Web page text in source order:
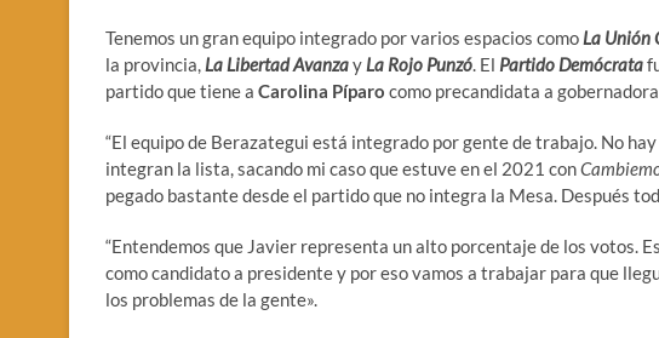
Tenemos un gran equipo integrado por varios espacios comoLa Unión
la provincia,La Libertad AvanzayLa Rojo Punzó. El Partido Demócrata
partido que tiene a Carolina Píparo como precandidata a
“El equipo de Berazategui está integrado por gente de trabajo. No
integran la lista, sacando mi caso que estuve en el 2021 con
pegado bastante desde el partido que no integra la Mesa. Después
“Entendemos que Javier representa un alto porcentaje de los votos.
como candidato a presidente y por eso vamos a trabajar para que
los problemas de la gente».